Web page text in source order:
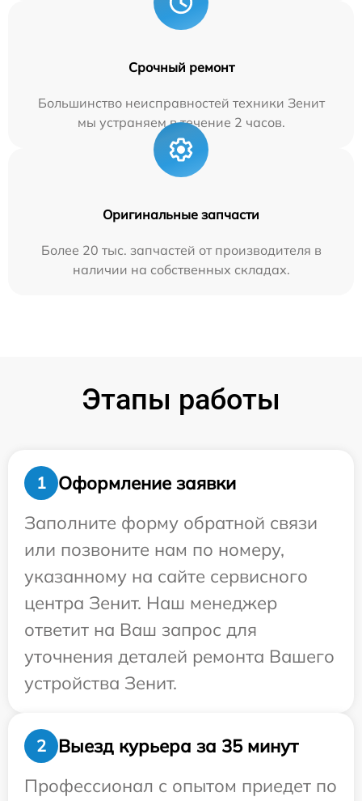
Срочный ремонт
Большинство неисправностей техники Зенит
мы устраняем в течение 2 часов.
Оригинальные запчасти
Более 20 тыс. запчастей от производителя в
наличии на собственных складах.
Этапы работы
1
Оформление заявки
Заполните форму обратной связи
или позвоните нам по номеру,
указанному на сайте сервисного
центра Зенит. Наш менеджер
ответит на Ваш запрос для
уточнения деталей ремонта Вашего
устройства Зенит.
2
Выезд курьера за 35 минут
Профессионал с опытом приедет по